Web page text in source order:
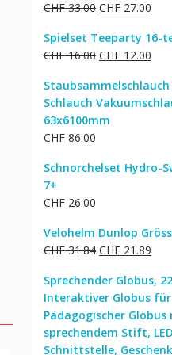
CHF33.00 Ursprünglicher
war:
CHF 33.00
CHF 27.00
ist:
Spielset Teeparty 16-
CHF16.00 Ursprünglicher
war:
CHF 16.00
CHF 12.00
ist:
Staubsammelschlauch
Schlauch
63x6100mm
CHF 86.00
Schnorchelset Hydro-
7+
CHF 26.00
Velohelm Dunlop
CHF31.84 Ursprünglicher
war:
CHF 31.84
CHF 21.89
ist:
Sprechender Globus,
Interaktiver Globus
Pädagogischer
sprechendem Stift,
Schnittstelle,